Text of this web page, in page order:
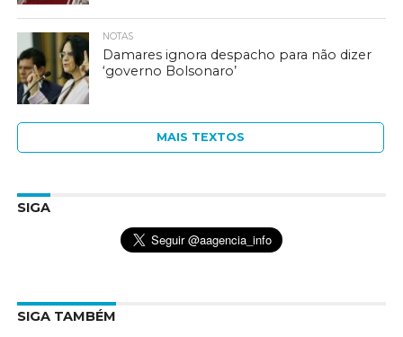
NOTAS
Damares ignora despacho para não dizer
‘governo Bolsonaro’
MAIS TEXTOS
SIGA
SIGA TAMBÉM